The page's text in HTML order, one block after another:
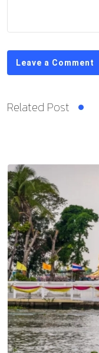
Leave a Comment
Related Post